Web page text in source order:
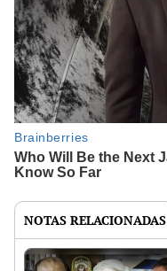
NOTAS RELACIONADAS